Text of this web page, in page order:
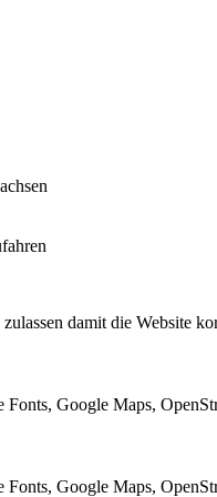
damit die Website
Google Maps,
Google Maps,